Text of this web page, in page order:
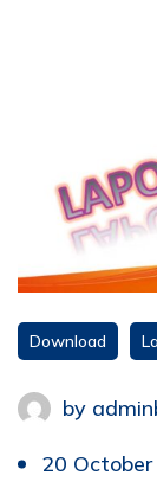
Download
by
20